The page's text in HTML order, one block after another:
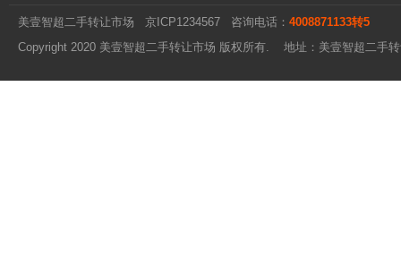
美壹智超二手转让市场 京ICP1234567 咨询电话： 4008871133转5
Copyright 2020 美壹智超二手转让市场 版权所有. 地址：美壹智超二手